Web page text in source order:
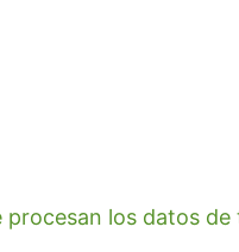
procesan los datos